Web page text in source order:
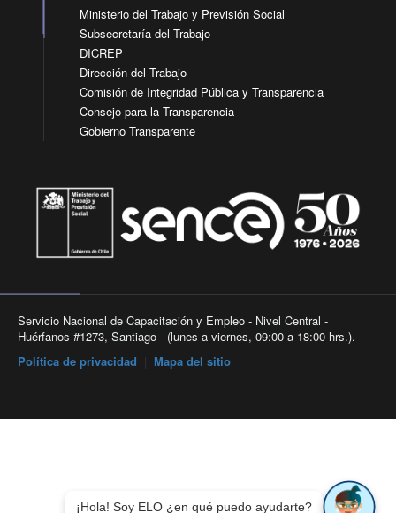
Ministerio del Trabajo y Previsión Social
Subsecretaría del Trabajo
DICREP
Dirección del Trabajo
Comisión de Integridad Pública y Transparencia
Consejo para la Transparencia
Gobierno Transparente
Servicio Nacional de Capacitación y Empleo - Nivel Central -
Huérfanos #1273, Santiago - (lunes a viernes, 09:00 a 18:00 hrs.).
Política de privacidad
Mapa del sitio
¡Hola! Soy ELO ¿en qué puedo ayudarte?